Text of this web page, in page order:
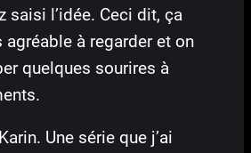
saisi l’idée. Ceci dit, ça
à regarder et on
quelques sourires à
Une série que j’ai